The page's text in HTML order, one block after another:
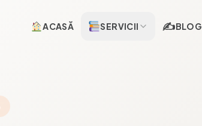
ACASĂ SERVICII ✍️BLOG